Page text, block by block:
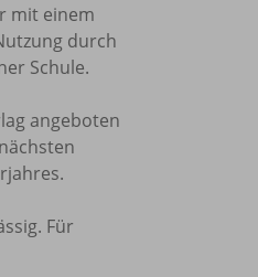
mit einem
durch
Schule.
angeboten
Für